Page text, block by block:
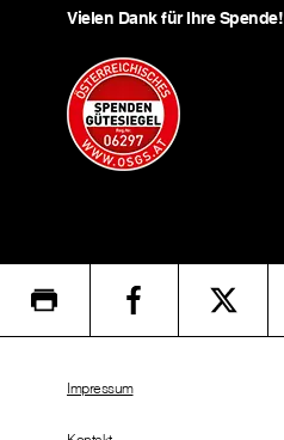
Vielen Dank für Ihre Spende!
Impressum